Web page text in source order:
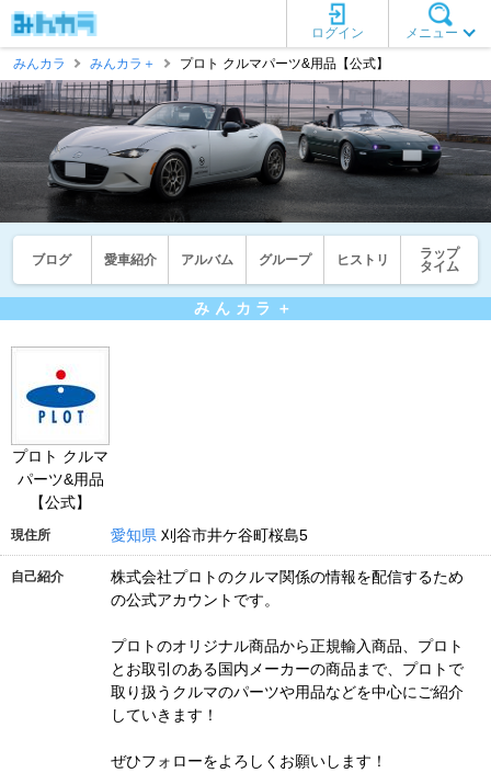
メニュー
ログイン
みんカラ
みんカラ＋ プロト クルマパーツ&用品【公式】
ブログ 愛車紹介 アルバム グループ ヒストリ
ラップ
タイム
みんカラ＋
プロト クルマ
パーツ&用品
【公式】
現住所 愛知県 刈谷市井ケ谷町桜島5
自己紹介
株式会社プロトのクルマ関係の情報を配信するため
の公式アカウントです。
プロトのオリジナル商品から正規輸入商品、プロト
とお取引のある国内メーカーの商品まで、プロトで
取り扱うクルマのパーツや用品などを中心にご紹介
していきます！
ぜひフォローをよろしくお願いします！